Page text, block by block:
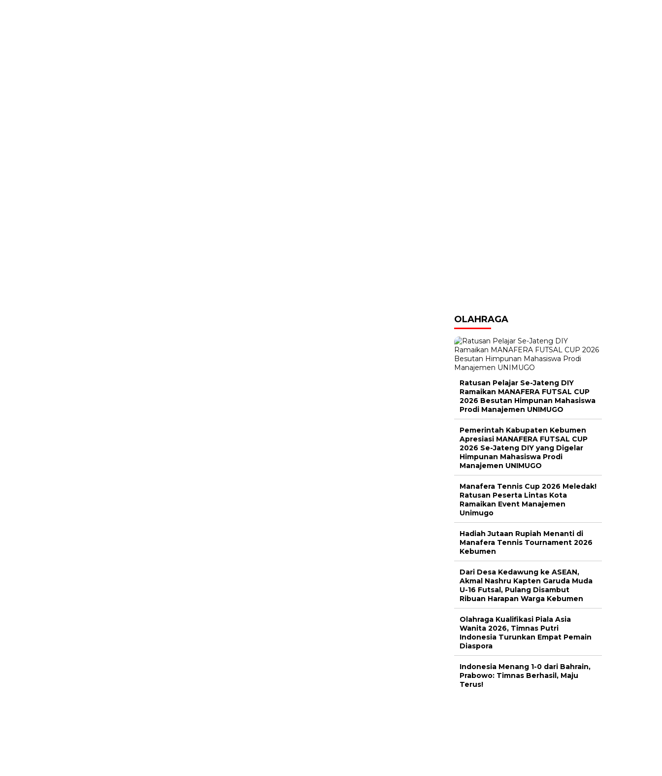
OLAHRAGA
Ratusan Pelajar Se-Jateng DIY
Ramaikan MANAFERA FUTSAL CUP
2026 Besutan Himpunan Mahasiswa
Prodi Manajemen UNIMUGO
Pemerintah Kabupaten Kebumen
Apresiasi MANAFERA FUTSAL CUP
2026 Se-Jateng DIY yang Digelar
Himpunan Mahasiswa Prodi
Manajemen UNIMUGO
Manafera Tennis Cup 2026 Meledak!
Ratusan Peserta Lintas Kota
Ramaikan Event Manajemen
Unimugo
Hadiah Jutaan Rupiah Menanti di
Manafera Tennis Tournament 2026
Kebumen
Dari Desa Kedawung ke ASEAN,
Akmal Nashru Kapten Garuda Muda
U-16 Futsal, Pulang Disambut
Ribuan Harapan Warga Kebumen
Olahraga Kualifikasi Piala Asia
Wanita 2026, Timnas Putri
Indonesia Turunkan Empat Pemain
Diaspora
Indonesia Menang 1-0 dari Bahrain,
Prabowo: Timnas Berhasil, Maju
Terus!